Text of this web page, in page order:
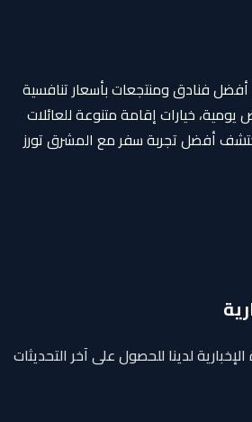
حجز مع Mashrek Tours أفضل فنادق ومنتجعات بأسعار تنافسية
خيارات إقامة متنوعة للعائلات
ودعم 24/7. اكتشف أفضل تجربة سفر مع المشرق تورز
لدينا للحصول على آخر التحديثات